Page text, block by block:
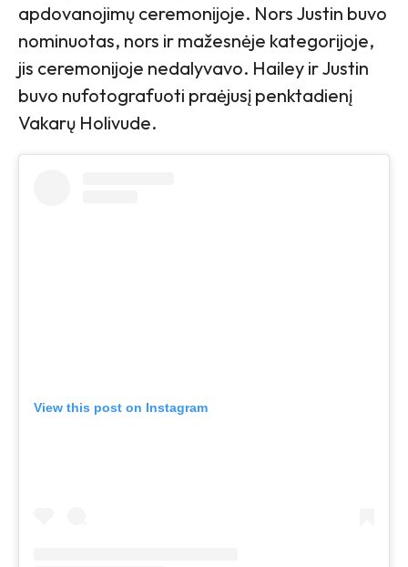
apdovanojimų ceremonijoje. Nors Justin buvo
nominuotas, nors ir mažesnėje kategorijoje,
jis ceremonijoje nedalyvavo. Hailey ir Justin
buvo nufotografuoti praėjusį penktadienį
Vakarų Holivude.
View this post on Instagram